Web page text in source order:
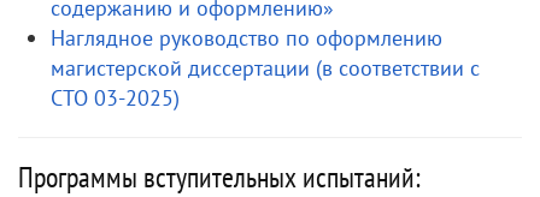
содержанию и оформлению»
Наглядное руководство по оформлению
магистерской диссертации (в соответствии с
СТО 03-2025)
Программы вступительных испытаний: